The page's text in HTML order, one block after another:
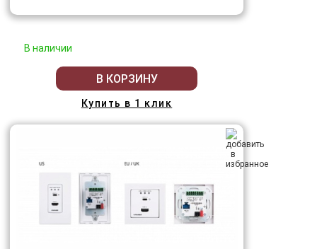
В наличии
В КОРЗИНУ
Купить в 1 клик